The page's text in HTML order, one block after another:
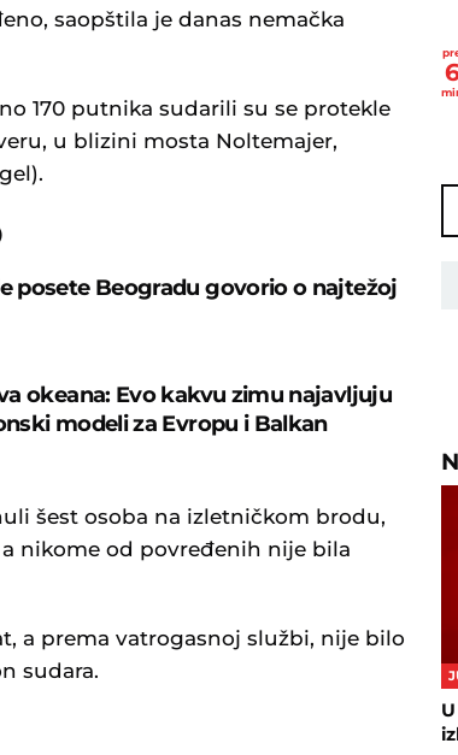
saopštila je danas nemačka
170 putnika sudarili su se protekle
u blizini mosta Noltemajer,
posete Beogradu govorio o najtežoj
okeana: Evo kakvu zimu najavljuju
modeli za Evropu i Balkan
šest osoba na izletničkom brodu,
nikome od povređenih nije bila
a prema vatrogasnoj službi, nije bilo
sudara.
Priština